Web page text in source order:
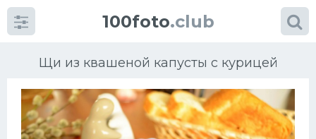
100foto.club
Щи из квашеной капусты с курицей